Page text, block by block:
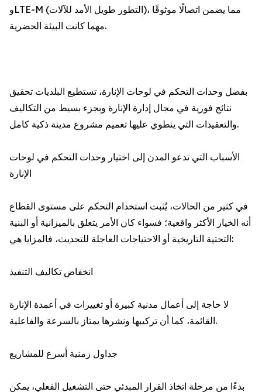
وLTE-M (التطور طويل الأمد للآلات)، مما يضمن اتصالًا موثوقًا
مهما كانت البيئة الحضرية.
بفضل وحدات التحكم في لوحات الإنارة، تستطيع البلديات تحقيق
نتائج فورية في مجال إدارة الإنارة وبجزء بسيط من التكاليف
والتعقيدات التي ينطوي عليها تعميم مشروع مدينة ذكية كامل.
الأسباب التي تدعو المدن إلى اختيار وحدات التحكم في لوحات
الإنارة
في كثير من الحالات، يُثبت استخدام التحكم على مستوى القطاع
أنه الخيار الأكثر واقعية؛ فسواء كان الأمر يتعلق بالميزانية أو البنية
التحتية التاريخية أو الاحتياجات العاجلة للتحديث، فالمزايا هي:
انخفاض تكاليف التنفيذ
لا حاجة إلى أعمال مدنية كبيرة أو تغييرات في أعمدة الإنارة
القائمة، كما أن تركيبها ونشرها يمتاز بالسرعة والفاعلية.
جداول زمنية أسرع للمشاريع
بدءًا من مرحلة اتخاذ القرار المبدئي حتى التشغيل الفعلي، يمكن